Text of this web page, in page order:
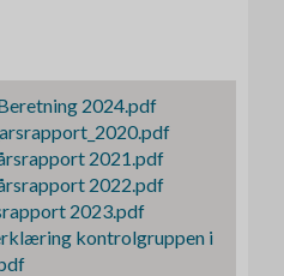
2024.pdf
2021.pdf
2022.pdf
2023.pdf
kontrolgruppen i